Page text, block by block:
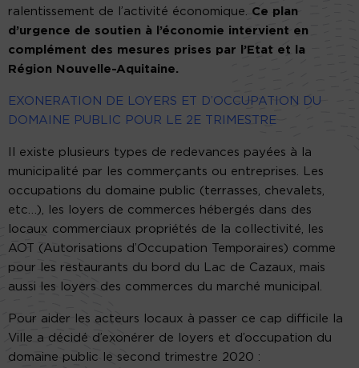
ralentissement de l’activité économique. Ce plan
d’urgence de soutien à l’économie intervient en
complément des mesures prises par l’Etat et la
Région Nouvelle-Aquitaine.
EXONERATION DE LOYERS ET D’OCCUPATION DU
DOMAINE PUBLIC POUR LE 2E TRIMESTRE
Il existe plusieurs types de redevances payées à la
municipalité par les commerçants ou entreprises. Les
occupations du domaine public (terrasses, chevalets,
etc…), les loyers de commerces hébergés dans des
locaux commerciaux propriétés de la collectivité, les
AOT (Autorisations d’Occupation Temporaires) comme
pour les restaurants du bord du Lac de Cazaux, mais
aussi les loyers des commerces du marché municipal.
Pour aider les acteurs locaux à passer ce cap difficile la
Ville a décidé d’exonérer de loyers et d’occupation du
domaine public le second trimestre 2020 :